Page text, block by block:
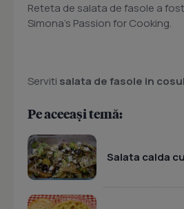
Reteta de salata de fasole a
Simona's Passion for Cooking.
Serviti salata de fasole in
Pe aceeași temă:
Salata calda